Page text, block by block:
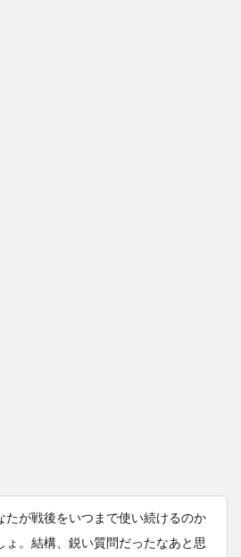
たが戦後をいつまで使い続けるのか
ょ。結構、鋭い質問だったなあと思